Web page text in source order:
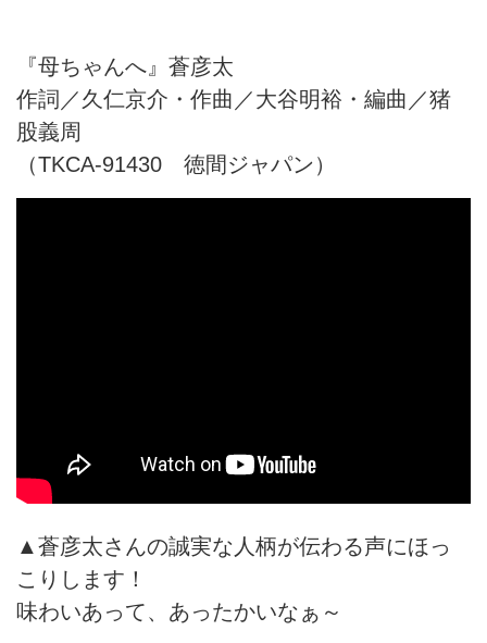
『母ちゃんへ』蒼彦太
作詞／久仁京介・作曲／大谷明裕・編曲／猪
股義周
（TKCA-91430 徳間ジャパン）
▲蒼彦太さんの誠実な人柄が伝わる声にほっ
こりします！
味わいあって、あったかいなぁ～